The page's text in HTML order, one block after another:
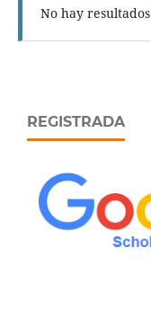
No hay resultados
REGISTRADA